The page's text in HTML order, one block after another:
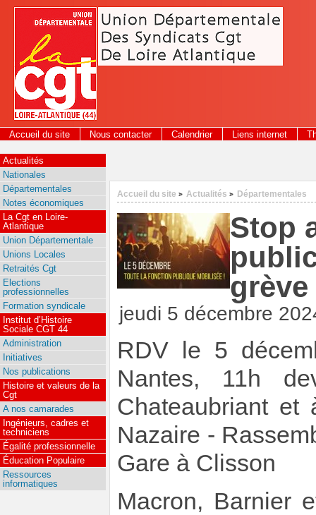
Panneau de gestion des cookies
Accueil du site Nous contacter Calendrier Liens internet
Accueil du site > Actualités > Départementales
Stop
jeudi 5 décembre
RDV le 5
Nantes, 11h
Chateaubriant et
Nazaire -
Gare à Clisson
Macron, Barnier
Actualités
Nationales
Départementales
Notes économiques
La Cgt en Loire-
Atlantique
Union Départementale
Unions Locales
Retraités Cgt
Elections
professionnelles
Formation syndicale
Institut d’Histoire
Sociale CGT 44
Administration
Initiatives
Nos publications
Histoire et valeurs de la
Cgt
A nos camarades
Ingénieurs, cadres et
techniciens
Égalité professionnelle
Éducation Populaire
Ressources
informatiques